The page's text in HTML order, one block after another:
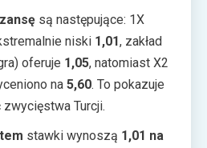
są następujące: 1X
niski 1,01, zakład
oferuje 1,05, natomiast X2
na 5,60. To pokazuje
Turcji.
stawki wynoszą 1,01 na